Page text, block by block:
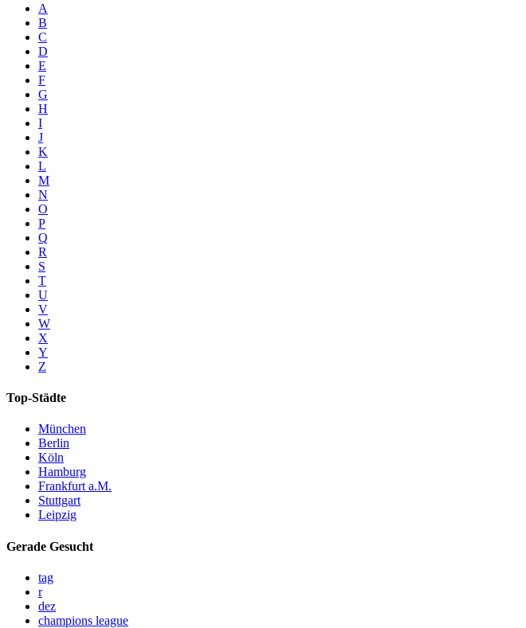
A
B
C
D
E
F
G
H
I
J
K
L
M
N
O
P
Q
R
S
T
U
V
W
X
Y
Z
Top-Städte
München
Berlin
Köln
Hamburg
Frankfurt a.M.
Stuttgart
Leipzig
Gerade Gesucht
tag
r
dez
champions league